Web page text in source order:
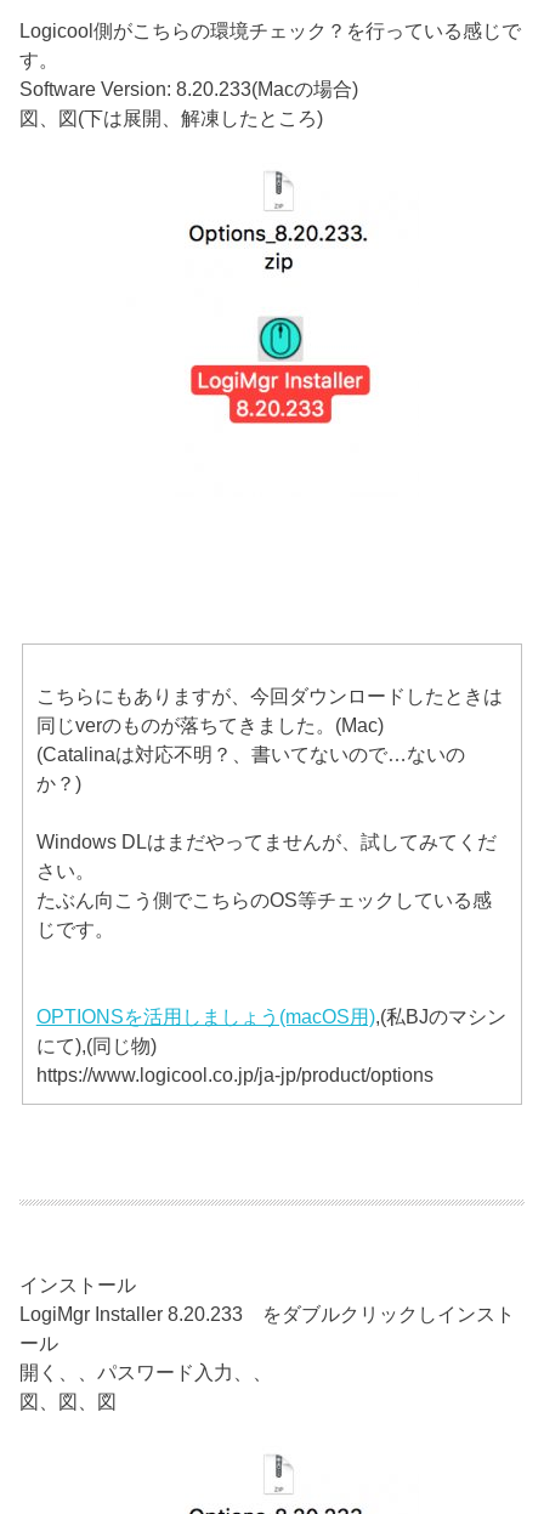
Logicool側がこちらの環境チェック？を行っている感じで
す。
Software Version: 8.20.233(Macの場合)
図、図(下は展開、解凍したところ)
こちらにもありますが、今回ダウンロードしたときは
同じverのものが落ちてきました。(Mac)
(Catalinaは対応不明？、書いてないので…ないの
か？)
Windows DLはまだやってませんが、試してみてくだ
さい。
たぶん向こう側でこちらのOS等チェックしている感
じです。
OPTIONSを活用しましょう(macOS用),(私BJのマシン
にて),(同じ物)
https://www.logicool.co.jp/ja-jp/product/options
インストール
LogiMgr Installer 8.20.233 をダブルクリックしインスト
ール
開く、、パスワード入力、、
図、図、図